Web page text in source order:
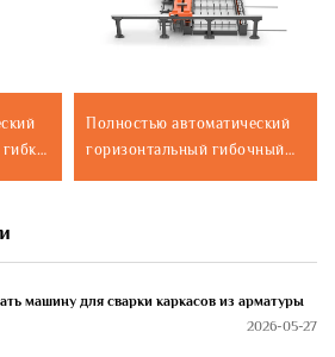
Полностью автоматический
горизонтальный гибочный
машину для сварки каркасов из арматуры
2026-05-27